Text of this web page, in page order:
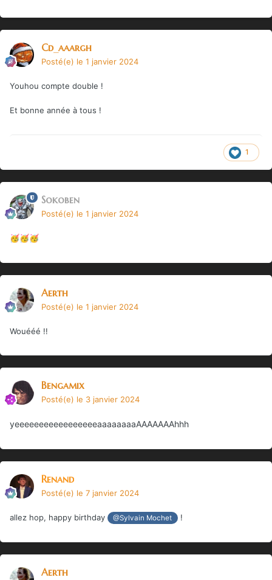
Cd_aaargh
Posté(e) le 1 janvier 2024
Youhou compte double !
Et bonne année à tous !
1
Sokoben
Posté(e) le 1 janvier 2024
🥳 🥳 🥳
Aerth
Posté(e) le 1 janvier 2024
Wouééé !!
Bengamix
Posté(e) le 3 janvier 2024
yeeeeeeeeeeeeeeeeeaaaaaaaaAAAAAAAhhh
Renand
Posté(e) le 7 janvier 2024
allez hop, happy birthday @Sylvain Mochet !
Aerth